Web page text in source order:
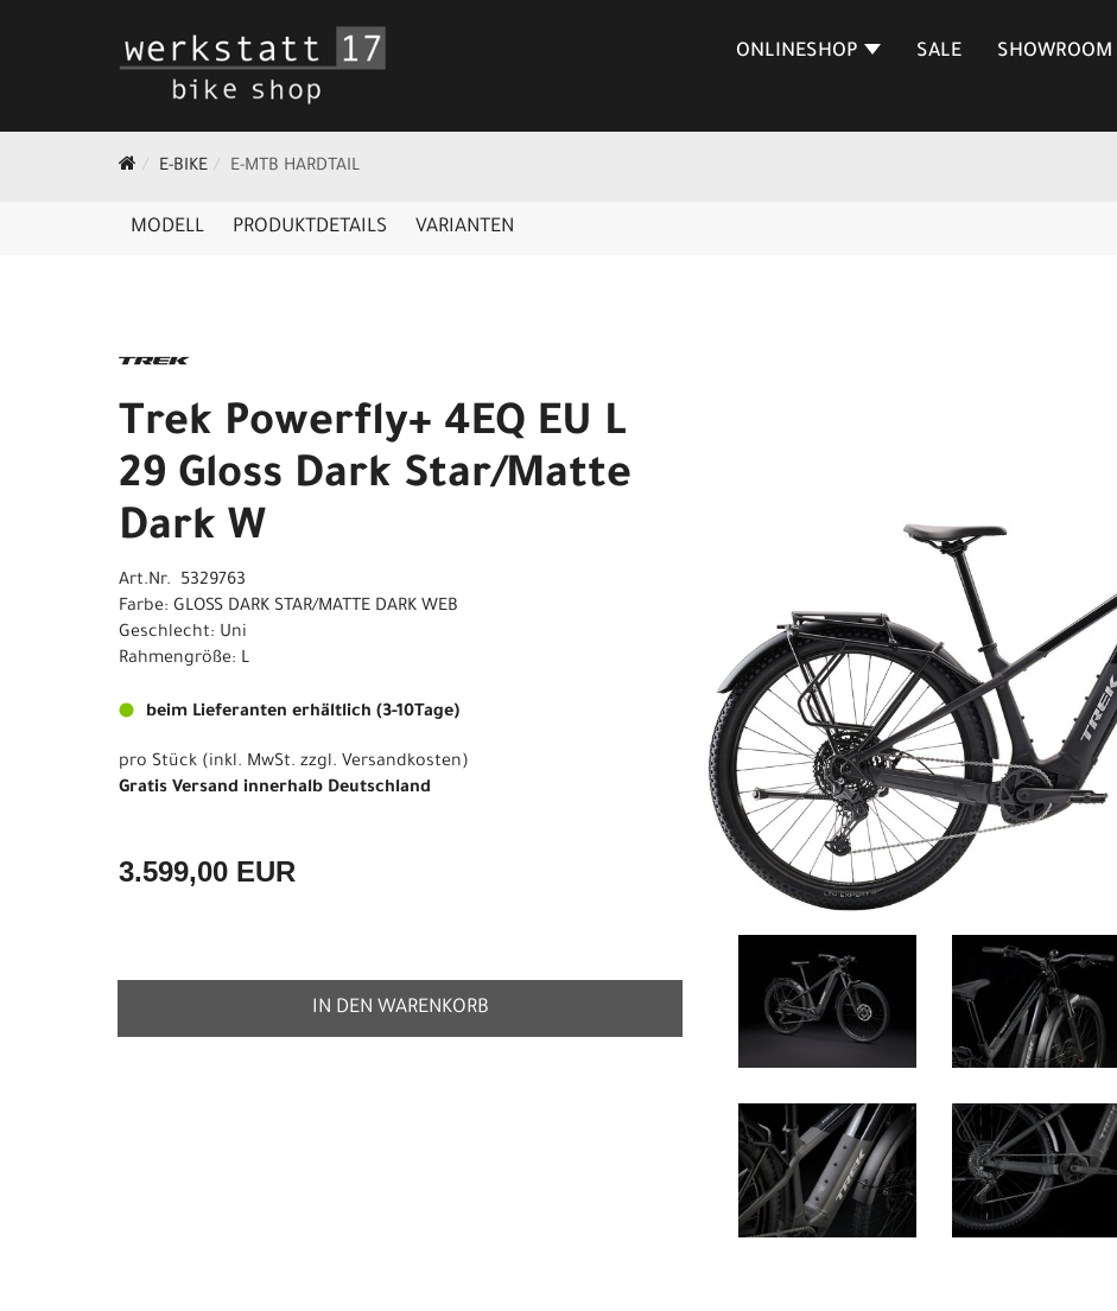
ONLINESHOP SALE SHOWROOM
E-BIKE E-MTB HARDTAIL
MODELL PRODUKTDETAILS VARIANTEN
Trek Powerfly+ 4EQ EU L
29 Gloss Dark Star/Matte
Dark W
Art.Nr. 5329763
Farbe: GLOSS DARK STAR/MATTE DARK WEB
Geschlecht: Uni
Rahmengröße: L
beim Lieferanten erhältlich (3-10Tage)
pro Stück (inkl. MwSt. zzgl. Versandkosten)
Gratis Versand innerhalb Deutschland
3.599,00 EUR
IN DEN WARENKORB